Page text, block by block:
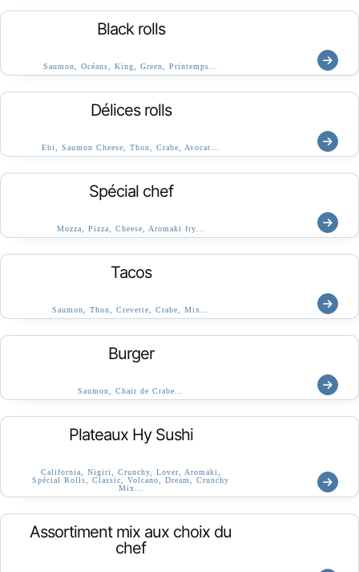
Black rolls
Saumon, Océans, King, Green, Printemps…
Délices rolls
Ebi, Saumon Cheese, Thon, Crabe, Avocat…
Spécial chef
Mozza, Pizza, Cheese, Aromaki fry…
Tacos
Saumon, Thon, Crevette, Crabe, Mix…
Burger
Saumon, Chair de Crabe…
Plateaux Hy Sushi
California, Nigiri, Crunchy, Lover, Aromaki,
Spécial Rolls, Classic, Volcano, Dream, Crunchy
Mix…
Assortiment mix aux choix du
chef